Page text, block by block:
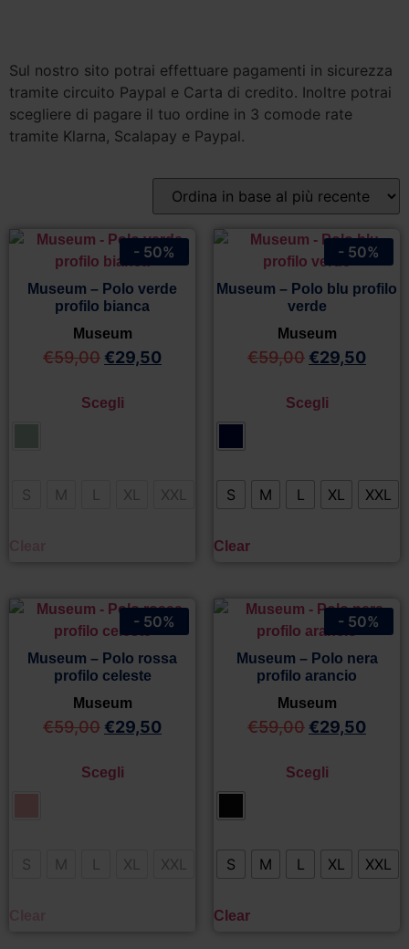
Sul nostro sito potrai effettuare pagamenti in sicurezza
tramite circuito Paypal e Carta di credito. Inoltre potrai
scegliere di pagare il tuo ordine in 3 comode rate
tramite Klarna, Scalapay e Paypal.
Museum – Polo verde
profilo bianca
Museum
€59,00 €29,50
Scegli
S M L XL XXL
- 50%
Museum – Polo blu profilo
verde
Museum
€59,00 €29,50
Scegli
S M L XL XXL
Clear
- 50%
Museum – Polo rossa
profilo celeste
Museum
€59,00 €29,50
Scegli
S M L XL XXL
- 50%
Museum – Polo nera
profilo arancio
Museum
€59,00 €29,50
Scegli
S M L XL XXL
Clear
- 50%